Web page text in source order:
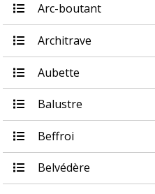
Arc-boutant
Architrave
Aubette
Balustre
Beffroi
Belvédère